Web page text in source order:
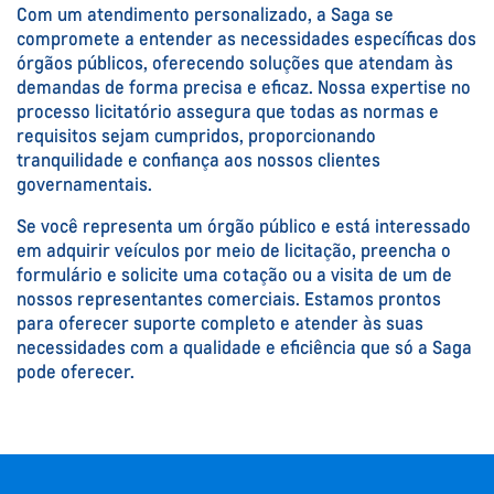
Com um atendimento personalizado, a Saga se
compromete a entender as necessidades específicas dos
órgãos públicos, oferecendo soluções que atendam às
demandas de forma precisa e eficaz. Nossa expertise no
processo licitatório assegura que todas as normas e
requisitos sejam cumpridos, proporcionando
tranquilidade e confiança aos nossos clientes
governamentais.
Se você representa um órgão público e está interessado
em adquirir veículos por meio de licitação, preencha o
formulário e solicite uma cotação ou a visita de um de
nossos representantes comerciais. Estamos prontos
para oferecer suporte completo e atender às suas
necessidades com a qualidade e eficiência que só a Saga
pode oferecer.